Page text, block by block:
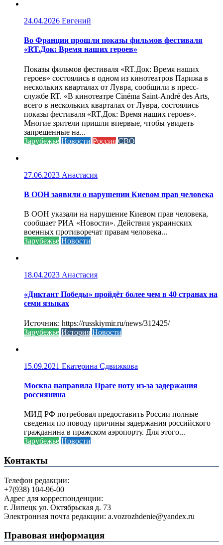
24.04.2026 Евгений
Во Франции прошли показы фильмов фестиваля
«RT.Док: Время наших героев»
Показы фильмов фестиваля «RT.Док: Время наших
героев» состоялись в одном из кинотеатров Парижа в
нескольких кварталах от Лувра, сообщили в пресс-
службе RT. «В кинотеатре Cinéma Saint-André des Arts,
всего в нескольких кварталах от Лувра, состоялись
показы фестиваля «RT.Док: Время наших героев».
Многие зрители пришли впервые, чтобы увидеть
запрещенные на...
Зарубежье Новости Россия СВО
27.06.2023 Анастасия
В ООН заявили о нарушении Киевом прав человека
В ООН указали на нарушение Киевом прав человека,
сообщает РИА «Новости». Действия украинских
военных противоречат правам человека...
Зарубежье Новости
18.04.2023 Анастасия
«Диктант Победы» пройдёт более чем в 40 странах на
семи языках
Источник: https://russkiymir.ru/news/312425/
Зарубежье История Новости
15.09.2021 Екатерина Сдвижкова
Москва направила Праге ноту из-за задержания
россиянина
МИД РФ потребовал предоставить России полные
сведения по поводу причины задержания российского
гражданина в пражском аэропорту. Для этого...
Зарубежье Новости
Контакты
Телефон редакции:
+7(938) 104-96-00
Адрес для корреспонденции:
г. Липецк ул. Октябрьская д. 73
Электронная почта редакции: a.vozrozhdenie@yandex.ru
Правовая информация